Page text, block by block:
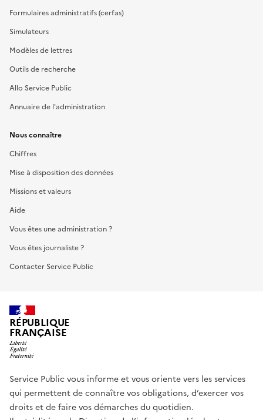
Formulaires administratifs (cerfas)
Simulateurs
Modèles de lettres
Outils de recherche
Allo Service Public
Annuaire de l'administration
Nous connaître
Chiffres
Mise à disposition des données
Missions et valeurs
Aide
Vous êtes une administration ?
Vous êtes journaliste ?
Contacter Service Public
RÉPUBLIQUE
FRANÇAISE
Service Public vous informe et vous oriente vers les services
qui permettent de connaître vos obligations, d’exercer vos
droits et de faire vos démarches du quotidien.